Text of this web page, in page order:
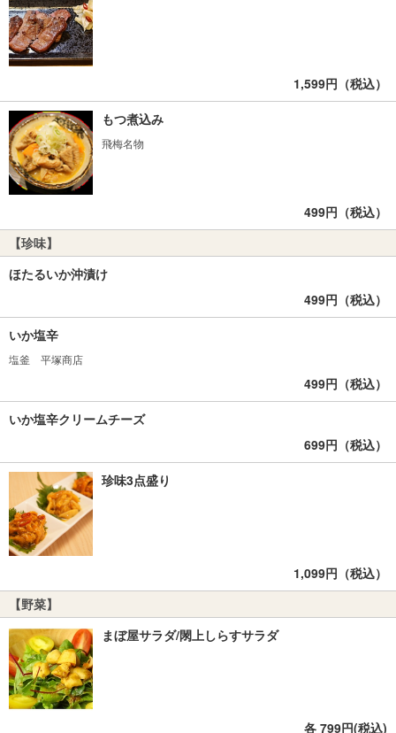
1,599円（税込）
もつ煮込み
飛梅名物
499円（税込）
【珍味】
ほたるいか沖漬け
499円（税込）
いか塩辛
塩釜 平塚商店
499円（税込）
いか塩辛クリームチーズ
699円（税込）
珍味3点盛り
1,099円（税込）
【野菜】
まぼ屋サラダ/閖上しらすサラダ
各 799円(税込)